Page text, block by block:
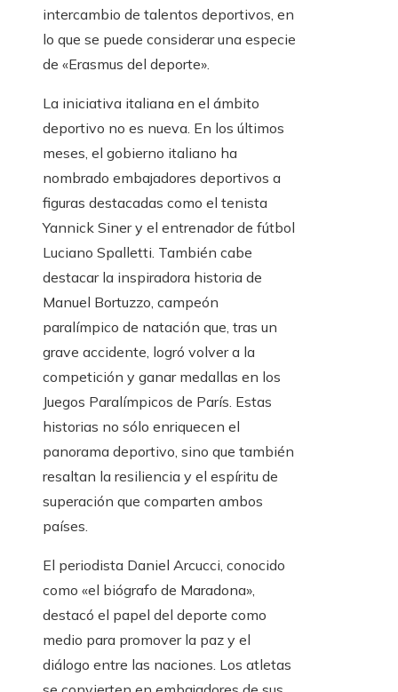
intercambio de talentos deportivos, en
lo que se puede considerar una especie
de «Erasmus del deporte».
La iniciativa italiana en el ámbito
deportivo no es nueva. En los últimos
meses, el gobierno italiano ha
nombrado embajadores deportivos a
figuras destacadas como el tenista
Yannick Siner y el entrenador de fútbol
Luciano Spalletti. También cabe
destacar la inspiradora historia de
Manuel Bortuzzo, campeón
paralímpico de natación que, tras un
grave accidente, logró volver a la
competición y ganar medallas en los
Juegos Paralímpicos de París. Estas
historias no sólo enriquecen el
panorama deportivo, sino que también
resaltan la resiliencia y el espíritu de
superación que comparten ambos
países.
El periodista Daniel Arcucci, conocido
como «el biógrafo de Maradona»,
destacó el papel del deporte como
medio para promover la paz y el
diálogo entre las naciones. Los atletas